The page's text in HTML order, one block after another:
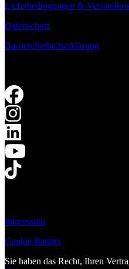
Lieferbedingungen &
Datenschutz
Barrierefreiheitserklärung
Impressum
Cookie Banner
Sie haben das Recht, Ihren